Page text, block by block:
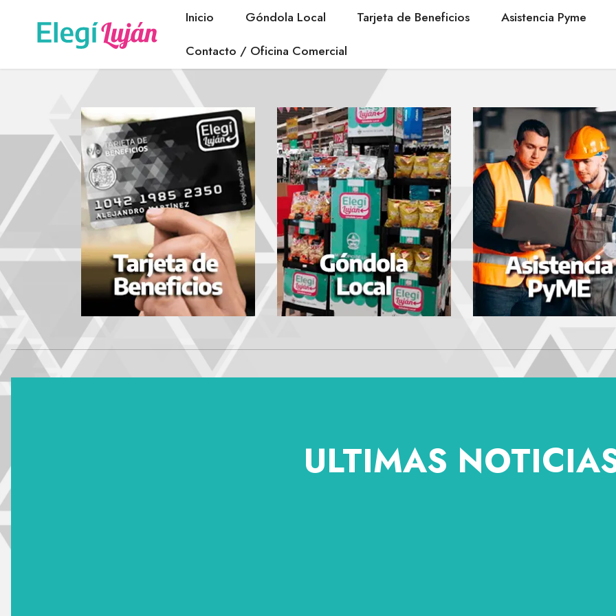
Inicio Góndola Local Tarjeta de Beneficios
Asistencia Pyme
Contacto / Oficina Comercial
ULTIMAS